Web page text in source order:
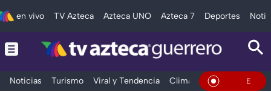
en vivo TV Azteca Azteca UNO Azteca 7 Deportes
Noticias Turismo Viral y Tendencia Clima Deportes En Vivo